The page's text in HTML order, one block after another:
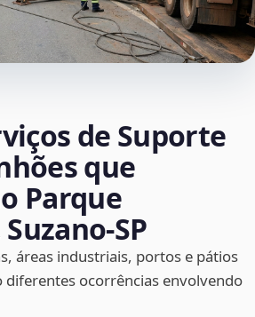
de Suporte
que
Parque
áreas industriais, portos e pátios
diferentes ocorrências envolvendo